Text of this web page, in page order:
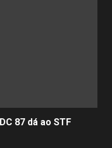
87 dá ao STF